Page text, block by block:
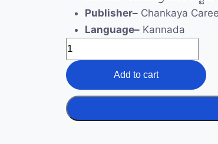
Publisher– Chankaya
Language– Kannada
Add to cart